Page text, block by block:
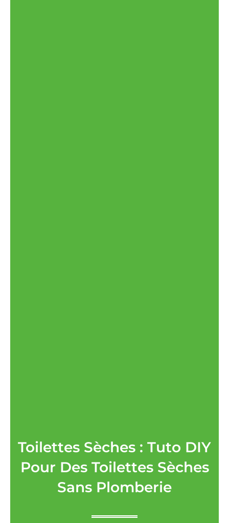
Toilettes Sèches : Tuto DIY
Pour Des Toilettes Sèches
Sans Plomberie